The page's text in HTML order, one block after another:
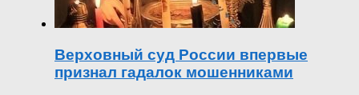
Верховный суд России впервые
признал гадалок мошенниками